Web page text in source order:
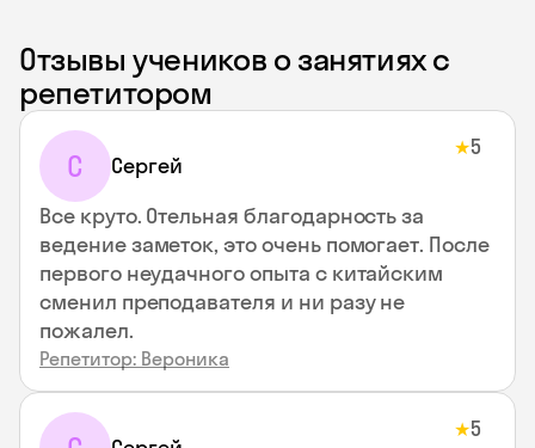
Отзывы учеников о занятиях с
репетитором
С Сергей
★5
Все круто. Отельная благодарность за
ведение заметок, это очень помогает. После
первого неудачного опыта с китайским
сменил преподавателя и ни разу не
пожалел.
Репетитор: Вероника
★5